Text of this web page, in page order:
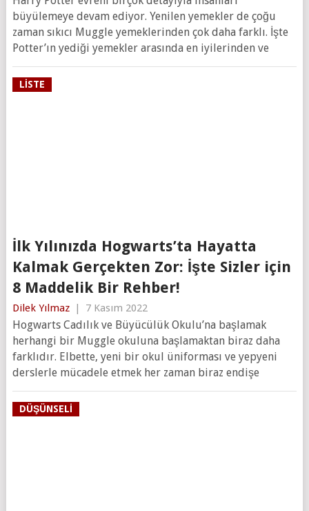
büyülemeye devam ediyor. Yenilen yemekler de çoğu
zaman sıkıcı Muggle yemeklerinden çok daha farklı. İşte
Potter’ın yediği yemekler arasında en iyilerinden ve
LISTE
İlk Yılınızda Hogwarts’ta Hayatta
Kalmak Gerçekten Zor: İşte Sizler için
8 Maddelik Bir Rehber!
Dilek Yılmaz | 7 Kasım 2022
Hogwarts Cadılık ve Büyücülük Okulu’na başlamak
herhangi bir Muggle okuluna başlamaktan biraz daha
farklıdır. Elbette, yeni bir okul üniforması ve yepyeni
derslerle mücadele etmek her zaman biraz endişe
DÜŞÜNSELI